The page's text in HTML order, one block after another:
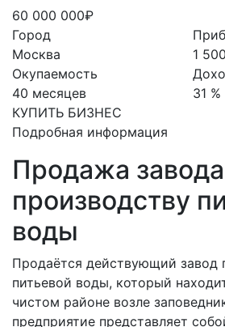
60 000 000₽
Город
Москва
Окупаемость
40 месяцев
КУПИТЬ БИЗНЕС
1
31 %
Подробная информация
Продажа
производству
воды
Продаётся действующий завод
питьевой воды, который
чистом районе возле
предприятие представляет